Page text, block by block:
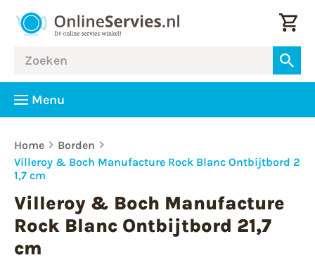
Menu
Home
Borden
Villeroy & Boch Manufacture Rock Blanc Ontbijtbord 2
1,7 cm
Villeroy & Boch Manufacture
Rock Blanc Ontbijtbord 21,7
cm